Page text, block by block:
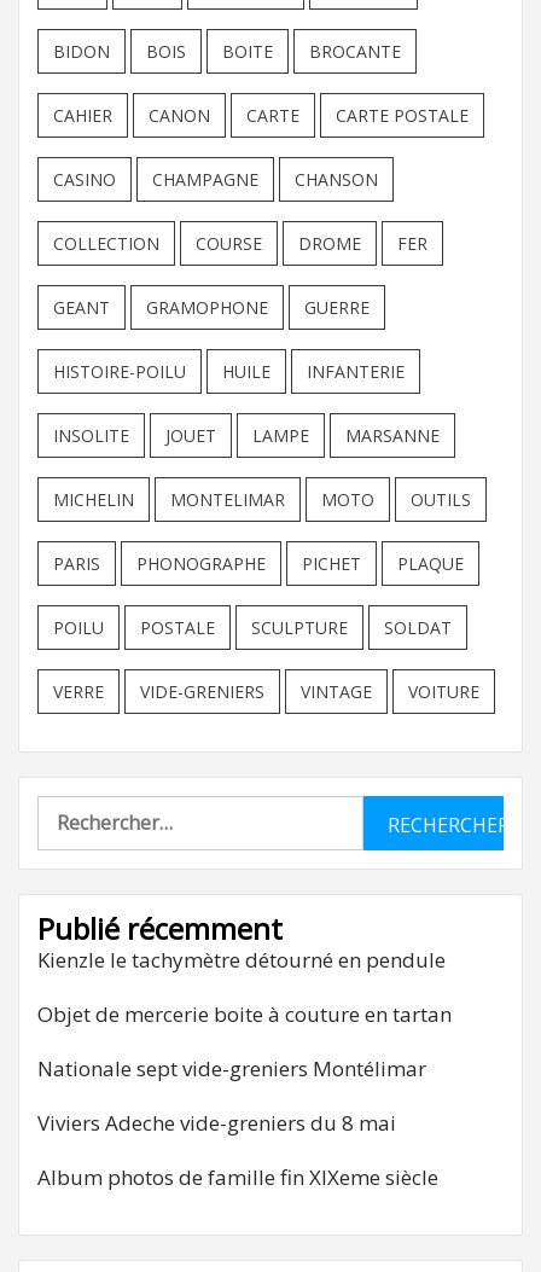
BIDON BOIS BOITE BROCANTE
CAHIER CANON CARTE CARTE POSTALE
CASINO CHAMPAGNE CHANSON
COLLECTION COURSE DROME FER
GEANT GRAMOPHONE GUERRE
HISTOIRE-POILU HUILE INFANTERIE
INSOLITE JOUET LAMPE MARSANNE
MICHELIN MONTELIMAR MOTO OUTILS
PARIS PHONOGRAPHE PICHET PLAQUE
POILU POSTALE SCULPTURE SOLDAT
VERRE VIDE-GRENIERS VINTAGE VOITURE
Rechercher :
Publié récemment
Kienzle le tachymètre détourné en pendule
Objet de mercerie boite à couture en tartan
Nationale sept vide-greniers Montélimar
Viviers Adeche vide-greniers du 8 mai
Album photos de famille fin XIXeme siècle